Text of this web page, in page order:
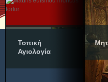
Τοπική
Αγιολογία